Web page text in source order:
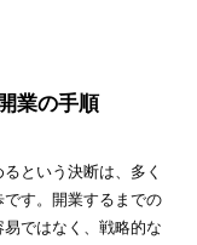
業の手順
という決断は、多く
す。開業するまでの
ではなく、戦略的な